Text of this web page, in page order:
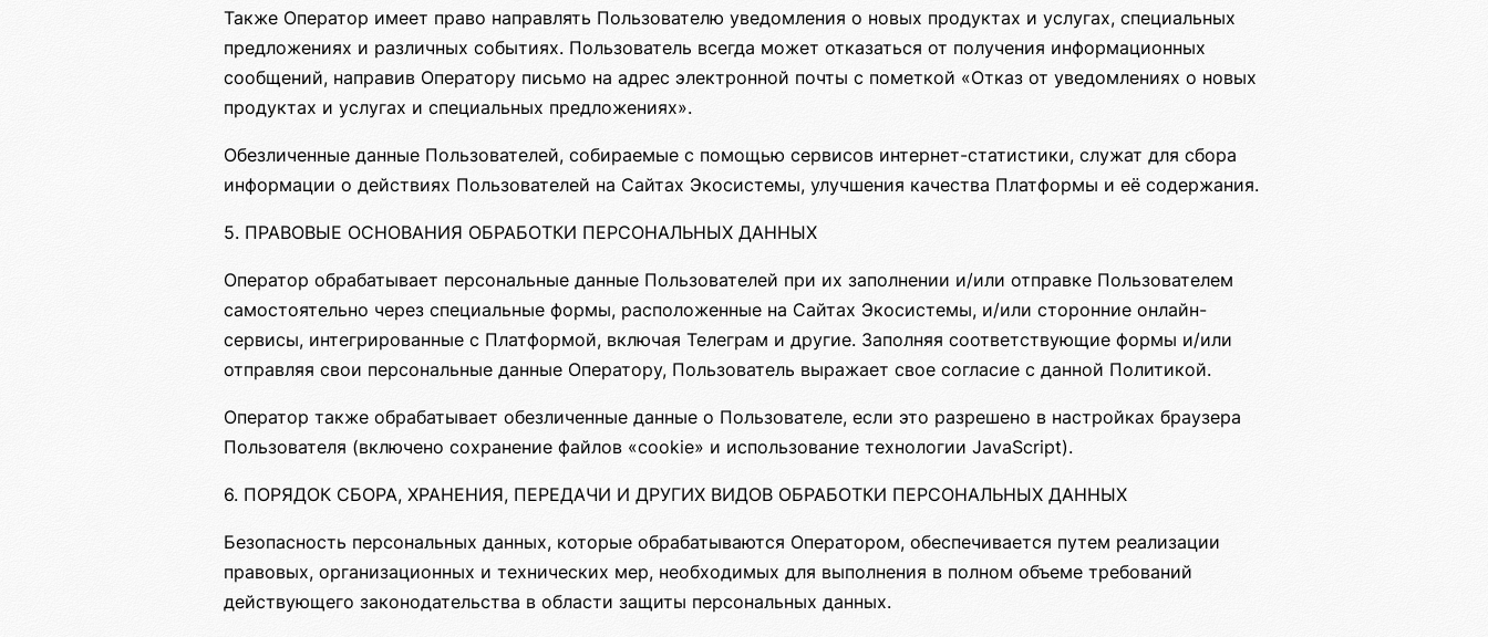
Также Оператор имеет право направлять Пользователю уведомления о новых продуктах и услугах, специальных
предложениях и различных событиях. Пользователь всегда может отказаться от получения информационных
сообщений, направив Оператору письмо на адрес электронной почты с пометкой «Отказ от уведомлениях о новых
продуктах и услугах и специальных предложениях».
Обезличенные данные Пользователей, собираемые с помощью сервисов интернет-статистики, служат для сбора
информации о действиях Пользователей на Сайтах Экосистемы, улучшения качества Платформы и её содержания.
5. ПРАВОВЫЕ ОСНОВАНИЯ ОБРАБОТКИ ПЕРСОНАЛЬНЫХ ДАННЫХ
Оператор обрабатывает персональные данные Пользователей при их заполнении и/или отправке Пользователем
самостоятельно через специальные формы, расположенные на Сайтах Экосистемы, и/или сторонние онлайн-
сервисы, интегрированные с Платформой, включая Телеграм и другие. Заполняя соответствующие формы и/или
отправляя свои персональные данные Оператору, Пользователь выражает свое согласие с данной Политикой.
Оператор также обрабатывает обезличенные данные о Пользователе, если это разрешено в настройках браузера
Пользователя (включено сохранение файлов «cookie» и использование технологии JavaScript).
6. ПОРЯДОК СБОРА, ХРАНЕНИЯ, ПЕРЕДАЧИ И ДРУГИХ ВИДОВ ОБРАБОТКИ ПЕРСОНАЛЬНЫХ ДАННЫХ
Безопасность персональных данных, которые обрабатываются Оператором, обеспечивается путем реализации
правовых, организационных и технических мер, необходимых для выполнения в полном объеме требований
действующего законодательства в области защиты персональных данных.